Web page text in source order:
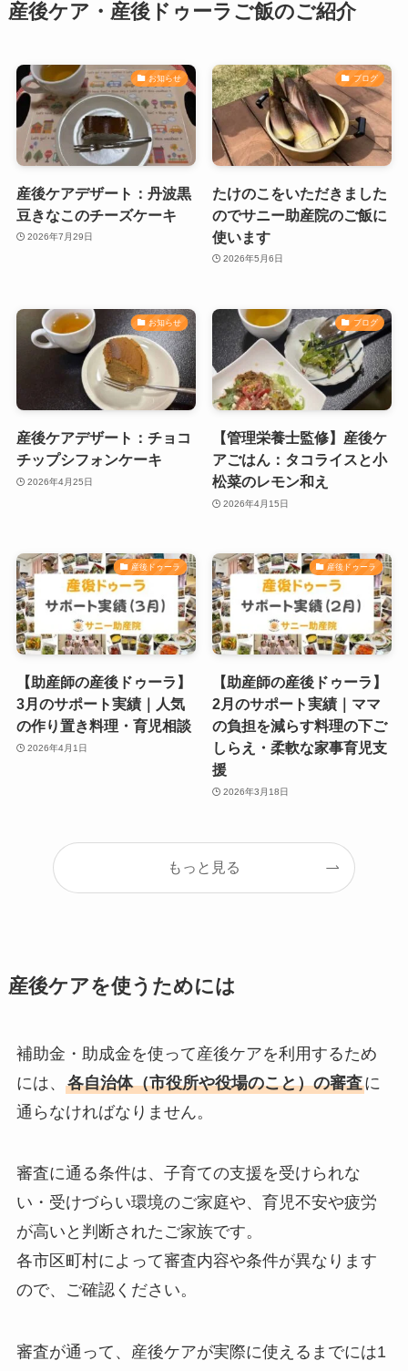
産後ケア・産後ドゥーラご飯のご紹介
お知らせ
産後ケアデザート：丹波黒
豆きなこのチーズケーキ
2026年7月29日
ブログ
たけのこをいただきました
のでサニー助産院のご飯に
使います
2026年5月6日
お知らせ
産後ケアデザート：チョコ
チップシフォンケーキ
2026年4月25日
ブログ
【管理栄養士監修】産後ケ
アごはん：タコライスと小
松菜のレモン和え
2026年4月15日
産後ドゥーラ
【助産師の産後ドゥーラ】
3月のサポート実績｜人気
の作り置き料理・育児相談
2026年4月1日
産後ドゥーラ
【助産師の産後ドゥーラ】
2月のサポート実績｜ママ
の負担を減らす料理の下ご
しらえ・柔軟な家事育児支
援
2026年3月18日
もっと見る
産後ケアを使うためには
補助金・助成金を使って産後ケアを利用するため
には、 各自治体（市役所や役場のこと）の審査に
通らなければなりません。
審査に通る条件は、子育ての支援を受けられな
い・受けづらい環境のご家庭や、育児不安や疲労
が高いと判断されたご家族です。
各市区町村によって審査内容や条件が異なります
ので、ご確認ください。
審査が通って、産後ケアが実際に使えるまでには1